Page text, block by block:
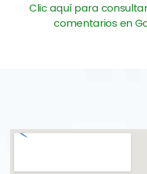
Clic aquí para
comentarios en